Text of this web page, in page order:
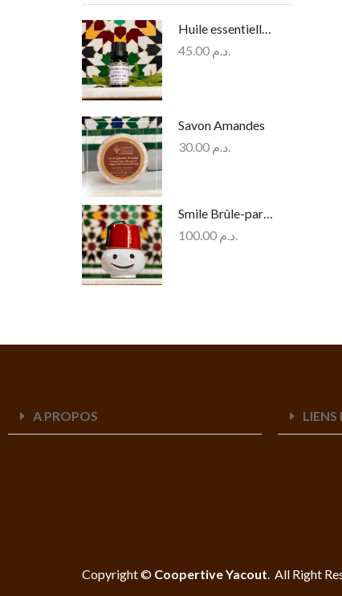
Huile essentielle de Cyprés
45.00
Savon Amandes
30.00
Smile Brûle-parfum artisanal
100.00
A PROPOS LIENS
Copyright © Coopertive Yacout. All Right